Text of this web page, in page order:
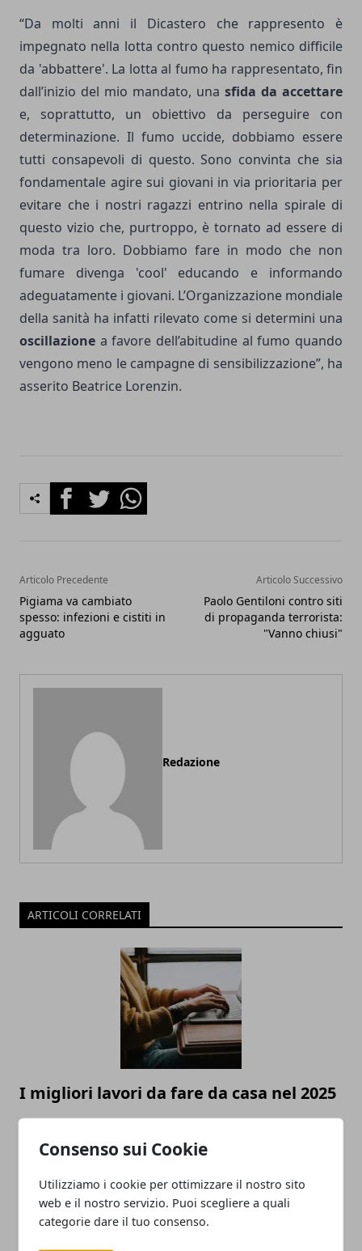
Consenso sui Cookie
Utilizziamo i cookie per ottimizzare il nostro sito
web e il nostro servizio. Puoi scegliere a quali
categorie dare il tuo consenso.
“Da molti anni il Dicastero che rappresento è
impegnato nella lotta contro questo nemico difficile
da 'abbattere'. La lotta al fumo ha rappresentato, fin
dall’inizio del mio mandato, una sfida da accettare
e, soprattutto, un obiettivo da perseguire con
determinazione. Il fumo uccide, dobbiamo essere
tutti consapevoli di questo. Sono convinta che sia
fondamentale agire sui giovani in via prioritaria per
evitare che i nostri ragazzi entrino nella spirale di
questo vizio che, purtroppo, è tornato ad essere di
moda tra loro. Dobbiamo fare in modo che non
fumare divenga 'cool' educando e informando
adeguatamente i giovani. L’Organizzazione mondiale
della sanità ha infatti rilevato come si determini una
oscillazione a favore dell’abitudine al fumo quando
vengono meno le campagne di sensibilizzazione”, ha
asserito Beatrice Lorenzin.
FacebookTwitterWhatsapp
Articolo Precedente
Pigiama va cambiato
spesso: infezioni e cistiti in
agguato
Articolo Successivo
Paolo Gentiloni contro siti
di propaganda terrorista:
"Vanno chiusi"
Redazione
ARTICOLI CORRELATI
I migliori lavori da fare da casa nel 2025